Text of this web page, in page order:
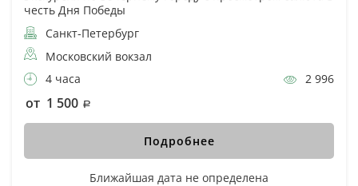
честь Дня Победы
Санкт-Петербург
Московский вокзал
4 часа
2 996
от 1 500
Подробнее
Ближайшая дата не определена